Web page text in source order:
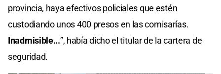
provincia, haya efectivos policiales que estén
custodiando unos 400 presos en las comisarías.
Inadmisible...”, había dicho el titular de la cartera de
seguridad.